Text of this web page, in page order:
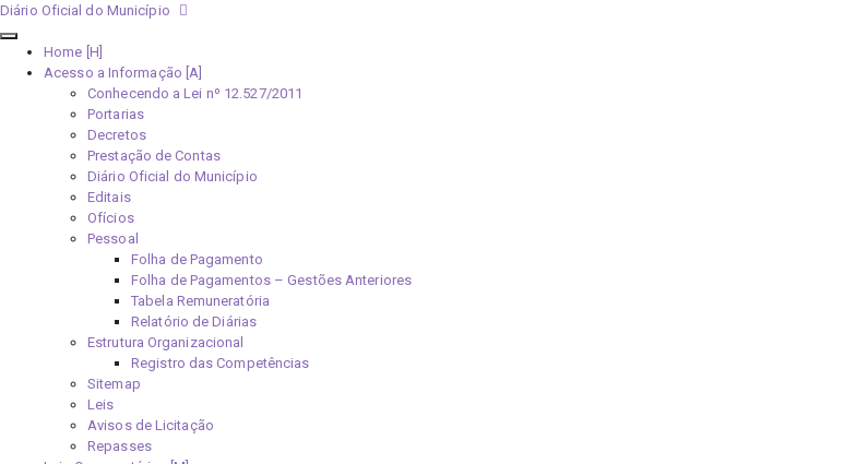
Diário Oficial do Município
Home [H]
Acesso a Informação [A]
Conhecendo a Lei nº 12.527/2011
Portarias
Decretos
Prestação de Contas
Diário Oficial do Município
Editais
Ofícios
Pessoal
Folha de Pagamento
Folha de Pagamentos – Gestões Anteriores
Tabela Remuneratória
Relatório de Diárias
Estrutura Organizacional
Registro das Competências
Sitemap
Leis
Avisos de Licitação
Repasses